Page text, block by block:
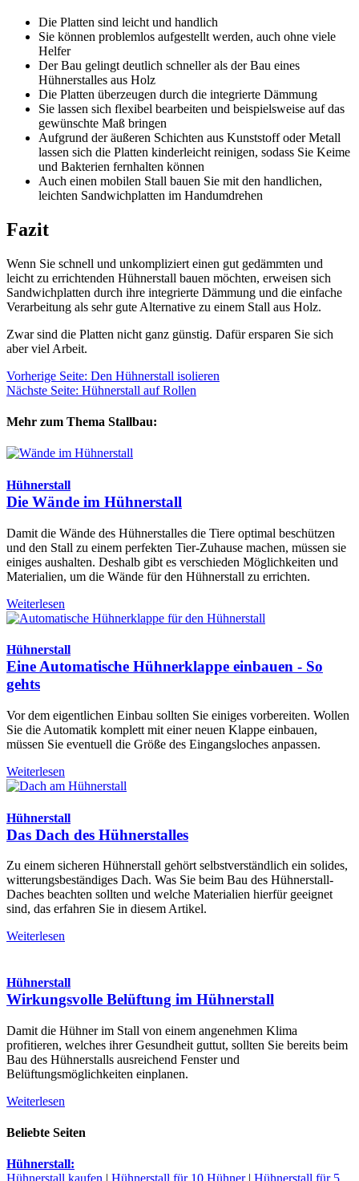
Die Platten sind leicht und handlich
Sie können problemlos aufgestellt werden, auch ohne viele
Helfer
Der Bau gelingt deutlich schneller als der Bau eines
Hühnerstalles aus Holz
Die Platten überzeugen durch die integrierte Dämmung
Sie lassen sich flexibel bearbeiten und beispielsweise auf das
gewünschte Maß bringen
Aufgrund der äußeren Schichten aus Kunststoff oder Metall
lassen sich die Platten kinderleicht reinigen, sodass Sie Keime
und Bakterien fernhalten können
Auch einen mobilen Stall bauen Sie mit den handlichen,
leichten Sandwichplatten im Handumdrehen
Fazit
Wenn Sie schnell und unkompliziert einen gut gedämmten und
leicht zu errichtenden Hühnerstall bauen möchten, erweisen sich
Sandwichplatten durch ihre integrierte Dämmung und die einfache
Verarbeitung als sehr gute Alternative zu einem Stall aus Holz.
Zwar sind die Platten nicht ganz günstig. Dafür ersparen Sie sich
aber viel Arbeit.
Vorherige Seite: Den Hühnerstall isolieren
Nächste Seite: Hühnerstall auf Rollen
Mehr zum Thema Stallbau:
Hühnerstall
Die Wände im Hühnerstall
Damit die Wände des Hühnerstalles die Tiere optimal beschützen
und den Stall zu einem perfekten Tier-Zuhause machen, müssen sie
einiges aushalten. Deshalb gibt es verschieden Möglichkeiten und
Materialien, um die Wände für den Hühnerstall zu errichten.
Weiterlesen
Hühnerstall
Eine Automatische Hühnerklappe einbauen - So
gehts
Vor dem eigentlichen Einbau sollten Sie einiges vorbereiten. Wollen
Sie die Automatik komplett mit einer neuen Klappe einbauen,
müssen Sie eventuell die Größe des Eingangsloches anpassen.
Weiterlesen
Hühnerstall
Das Dach des Hühnerstalles
Zu einem sicheren Hühnerstall gehört selbstverständlich ein solides,
witterungsbeständiges Dach. Was Sie beim Bau des Hühnerstall-
Daches beachten sollten und welche Materialien hierfür geeignet
sind, das erfahren Sie in diesem Artikel.
Weiterlesen
Hühnerstall
Wirkungsvolle Belüftung im Hühnerstall
Damit die Hühner im Stall von einem angenehmen Klima
profitieren, welches ihrer Gesundheit guttut, sollten Sie bereits beim
Bau des Hühnerstalls ausreichend Fenster und
Belüftungsmöglichkeiten einplanen.
Weiterlesen
Beliebte Seiten
Hühnerstall: